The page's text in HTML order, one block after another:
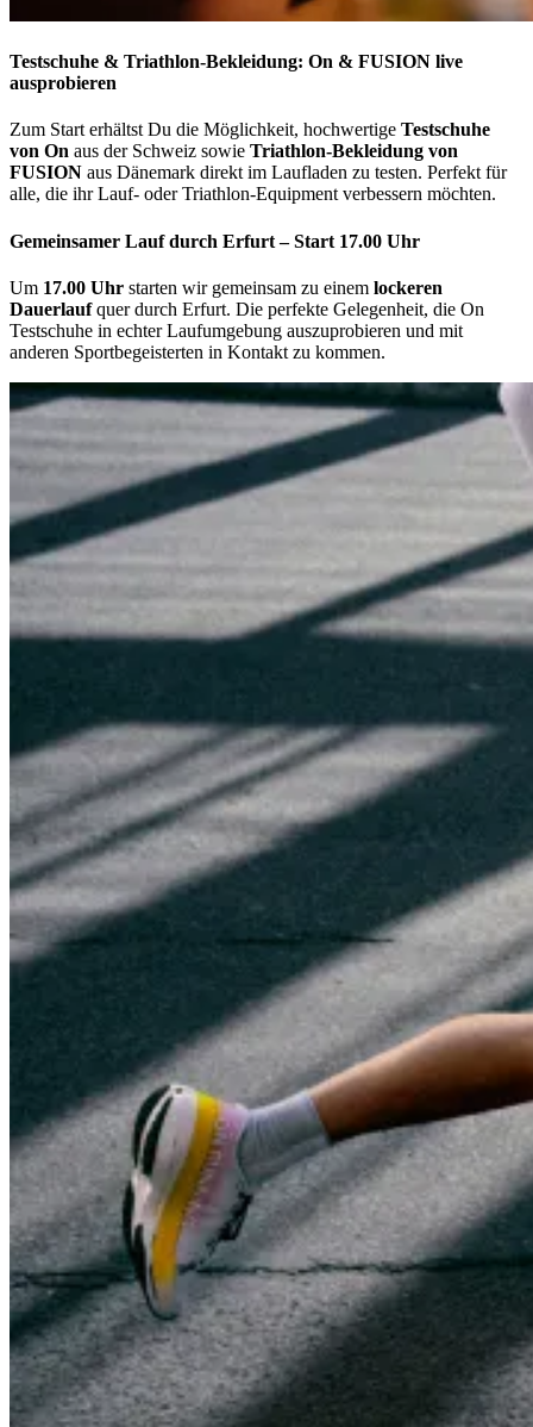
Testschuhe & Triathlon-Bekleidung: On & FUSION live
ausprobieren
Zum Start erhältst Du die Möglichkeit, hochwertige Testschuhe
von On aus der Schweiz sowie Triathlon-Bekleidung von
FUSION aus Dänemark direkt im Laufladen zu testen. Perfekt für
alle, die ihr Lauf- oder Triathlon-Equipment verbessern möchten.
Gemeinsamer Lauf durch Erfurt – Start 17.00 Uhr
Um 17.00 Uhr starten wir gemeinsam zu einem lockeren
Dauerlaufquer durch Erfurt. Die perfekte Gelegenheit, die On
Testschuhe in echter Laufumgebung auszuprobieren und mit
anderen Sportbegeisterten in Kontakt zu kommen.